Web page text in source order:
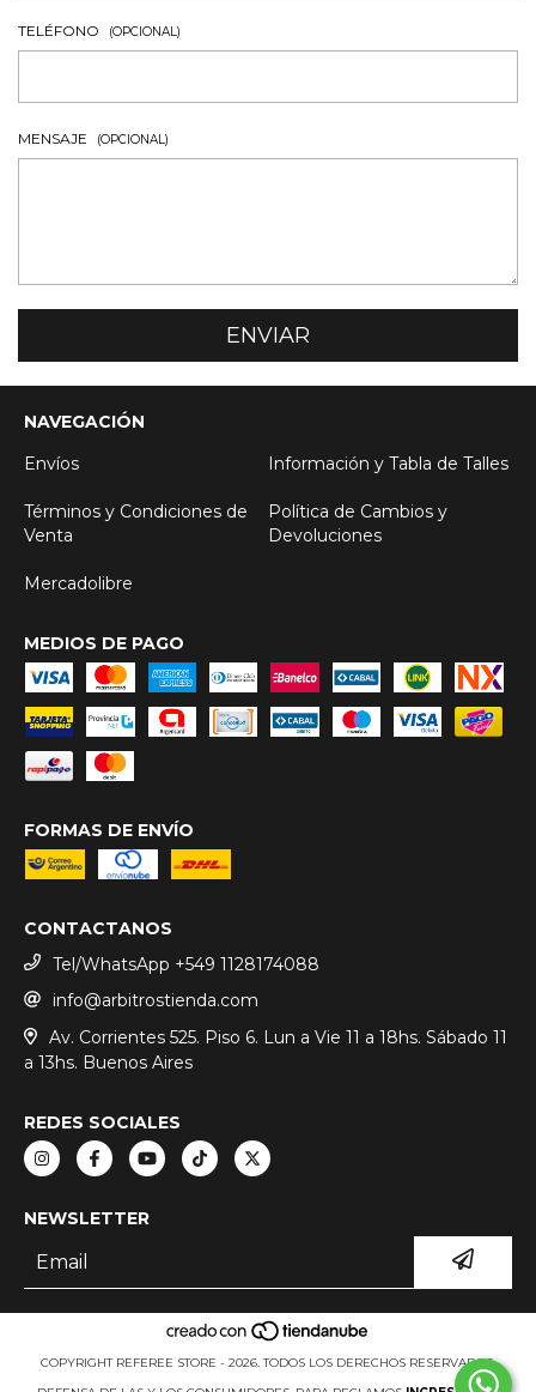
TELÉFONO (OPCIONAL)
MENSAJE (OPCIONAL)
NAVEGACIÓN
Envíos
Información y Tabla de Talles
Términos y Condiciones de
Venta
Política de Cambios y
Devoluciones
Mercadolibre
MEDIOS DE PAGO
FORMAS DE ENVÍO
CONTACTANOS
Tel/WhatsApp +549 1128174088
info@arbitrostienda.com
Av. Corrientes 525. Piso 6. Lun a Vie 11 a 18hs. Sábado 11
a 13hs. Buenos Aires
REDES SOCIALES
NEWSLETTER
COPYRIGHT REFEREE STORE - 2026. TODOS LOS DERECHOS RESERVADOS.